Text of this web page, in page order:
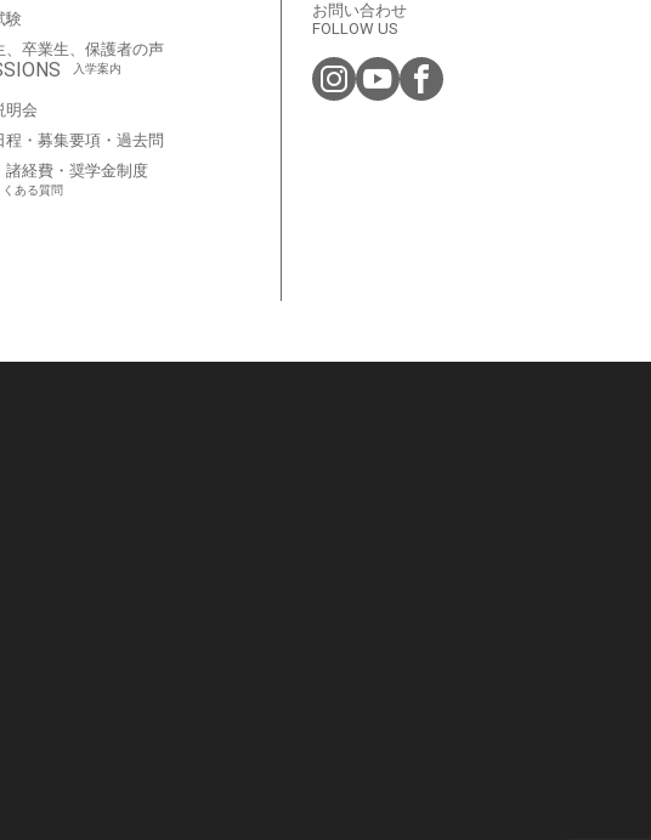
験
、卒業生、保護者の声
入学案内
明会
程・募集要項・過去問
諸経費・奨学金制度
くある質問
お問い合わせ
FOLLOW US